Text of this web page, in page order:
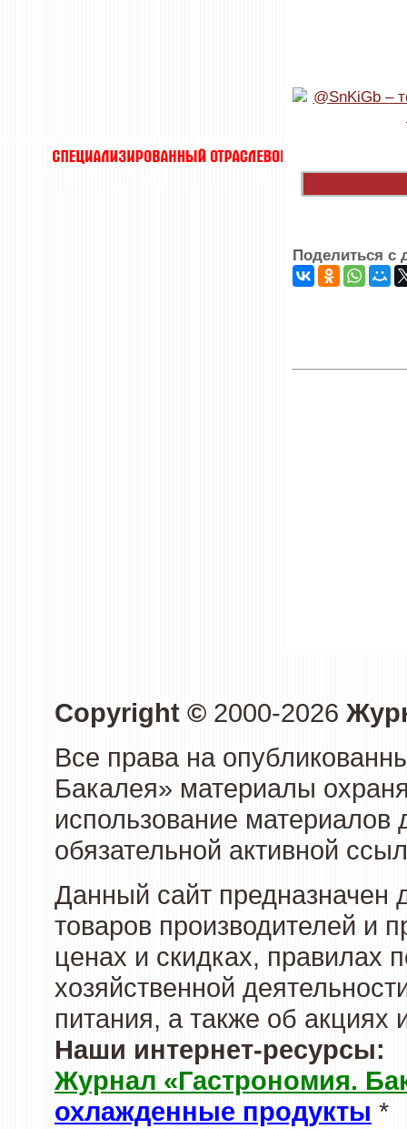
Поделиться с
Copyright © 2000-2026
Все права на
Бакалея» материалы
использование материалов
обязательной активной
Данный сайт предназначен
товаров производителей и
ценах и скидках, правилах
хозяйственной
питания, а также об
Наши интернет-ресурсы:
Журнал «Гастрономия.
охлажденные продукты *